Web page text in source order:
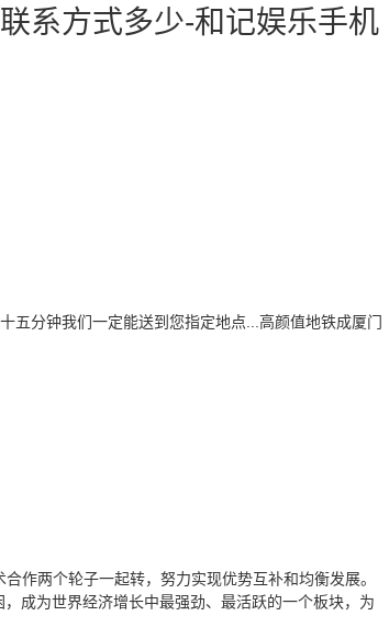
系方式多少-和记娱乐手机
五分钟我们一定能送到您指定地点...高颜值地铁成厦门
两个轮子一起转，努力实现优势互补和均衡发展。
成为世界经济增长中最强劲、最活跃的一个板块，为